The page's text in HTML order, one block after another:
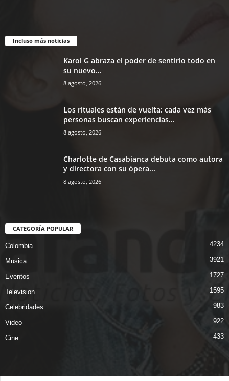
Incluso más noticias
Karol G abraza el poder de sentirlo todo en
su nuevo...
8 agosto, 2026
Los rituales están de vuelta: cada vez más
personas buscan experiencias...
8 agosto, 2026
Charlotte de Casabianca debuta como autora
y directora con su ópera...
8 agosto, 2026
CATEGORÍA POPULAR
Colombia 4234
Musica 3921
Eventos 1727
Television 1595
Celebridades 983
Video 922
Cine 433